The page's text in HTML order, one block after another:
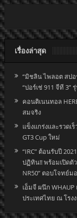
เรื่องล่าสุด
“มิชลิน ไพลอต สปอ
“ปอร์เช่ 911 จีที 3”
คอนติเนนทอล
สมจริง
แข็งแกร่งและรวดเ
GT3 Cup ใหม่
“IRC” ต้อนรับปี
ปฏิทิน!! พร้อมเปิดตัว
NR50” ตอบโจทย์ม
เอ็มจี ผนึก
ประเทศไทย ณ โรง